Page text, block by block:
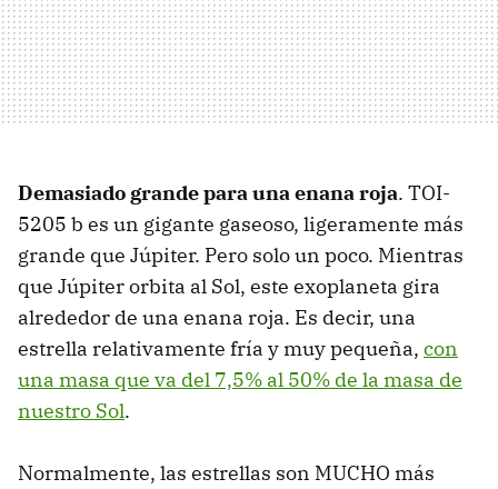
Demasiado grande para una enana roja. TOI-
5205 b es un gigante gaseoso, ligeramente más
grande que Júpiter. Pero solo un poco. Mientras
que Júpiter orbita al Sol, este exoplaneta gira
alrededor de una enana roja. Es decir, una
estrella relativamente fría y muy pequeña, con
una masa que va del 7,5% al 50% de la masa de
nuestro Sol.
Normalmente, las estrellas son MUCHO más